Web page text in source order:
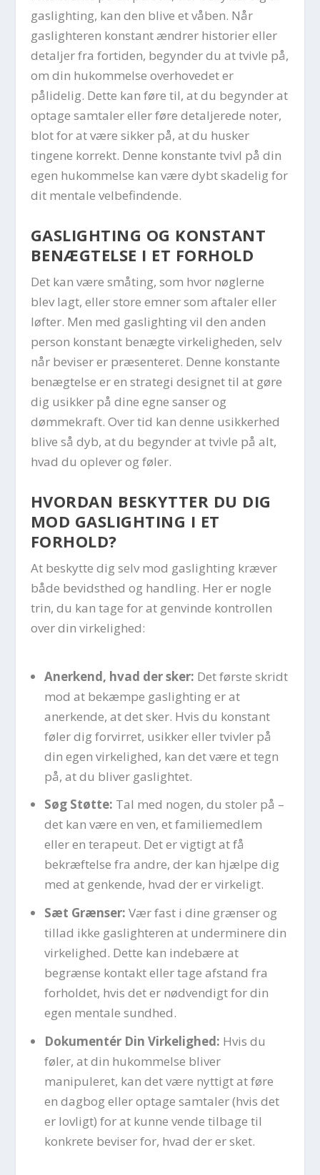
gaslighting, kan den blive et våben. Når
gaslighteren konstant ændrer historier eller
detaljer fra fortiden, begynder du at tvivle på,
om din hukommelse overhovedet er
pålidelig. Dette kan føre til, at du begynder at
optage samtaler eller føre detaljerede noter,
blot for at være sikker på, at du husker
tingene korrekt. Denne konstante tvivl på din
egen hukommelse kan være dybt skadelig for
dit mentale velbefindende.
GASLIGHTING OG KONSTANT
BENÆGTELSE I ET FORHOLD
Det kan være småting, som hvor nøglerne
blev lagt, eller store emner som aftaler eller
løfter. Men med gaslighting vil den anden
person konstant benægte virkeligheden, selv
når beviser er præsenteret. Denne konstante
benægtelse er en strategi designet til at gøre
dig usikker på dine egne sanser og
dømmekraft. Over tid kan denne usikkerhed
blive så dyb, at du begynder at tvivle på alt,
hvad du oplever og føler.
HVORDAN BESKYTTER DU DIG
MOD GASLIGHTING I ET
FORHOLD?
At beskytte dig selv mod gaslighting kræver
både bevidsthed og handling. Her er nogle
trin, du kan tage for at genvinde kontrollen
over din virkelighed:
Anerkend, hvad der sker: Det første skridt
mod at bekæmpe gaslighting er at
anerkende, at det sker. Hvis du konstant
føler dig forvirret, usikker eller tvivler på
din egen virkelighed, kan det være et tegn
på, at du bliver gaslightet.
Søg Støtte: Tal med nogen, du stoler på –
det kan være en ven, et familiemedlem
eller en terapeut. Det er vigtigt at få
bekræftelse fra andre, der kan hjælpe dig
med at genkende, hvad der er virkeligt.
Sæt Grænser: Vær fast i dine grænser og
tillad ikke gaslighteren at underminere din
virkelighed. Dette kan indebære at
begrænse kontakt eller tage afstand fra
forholdet, hvis det er nødvendigt for din
egen mentale sundhed.
Dokumentér Din Virkelighed: Hvis du
føler, at din hukommelse bliver
manipuleret, kan det være nyttigt at føre
en dagbog eller optage samtaler (hvis det
er lovligt) for at kunne vende tilbage til
konkrete beviser for, hvad der er sket.